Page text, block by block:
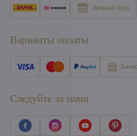
Личный сбор
Варианты оплаты
Следуйте за нами